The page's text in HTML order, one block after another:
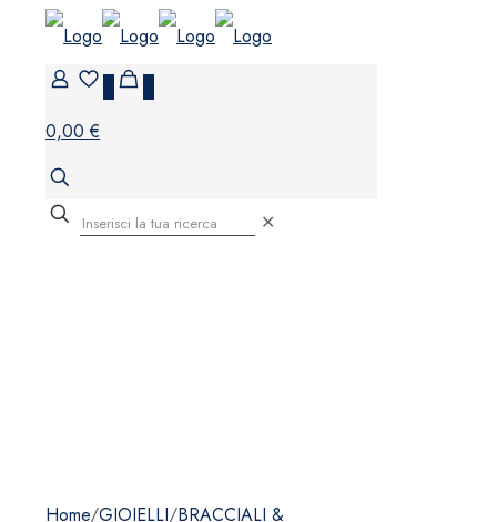
0,00 €
✕
Home/GIOIELLI/BRACCIALI &